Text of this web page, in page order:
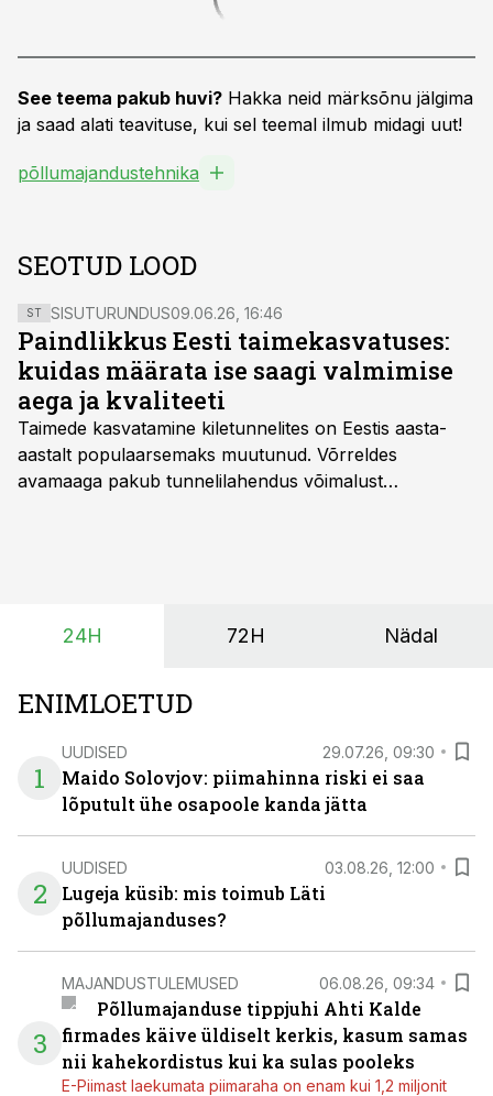
See teema pakub huvi? Hakka neid märksõnu jälgima
ja saad alati teavituse, kui sel teemal ilmub midagi uut!
põllumajandustehnika
SEOTUD LOOD
ST SISUTURUNDUS09.06.26, 16:46
Paindlikkus Eesti taimekasvatuses:
kuidas määrata ise saagi valmimise
aega ja kvaliteeti
Taimede kasvatamine kiletunnelites on Eestis aasta-
aastalt populaarsemaks muutunud. Võrreldes
avamaaga pakub tunnelilahendus võimalust
24H 72H Nädal
ENIMLOETUD
1
UUDISED 29.07.26, 09:30
Maido Solovjov: piimahinna riski ei saa
lõputult ühe osapoole kanda jätta
2
UUDISED 03.08.26, 12:00
Lugeja küsib: mis toimub Läti
põllumajanduses?
3
MAJANDUSTULEMUSED 06.08.26, 09:34
Põllumajanduse tippjuhi Ahti Kalde
firmades käive üldiselt kerkis, kasum samas
nii kahekordistus kui ka sulas pooleks
E-Piimast laekumata piimaraha on enam kui 1,2 miljonit